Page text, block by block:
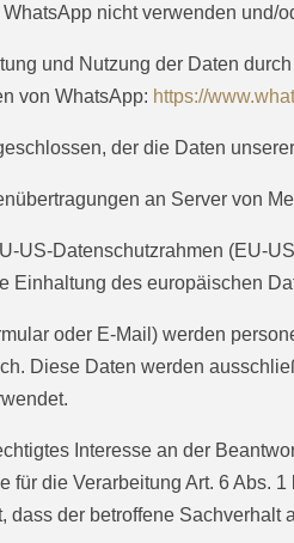
nicht verwenden
und Nutzung der Daten
von WhatsApp: https://
der die Daten
an Server von
US-Datenschutzrahmen (EU-
des europäischen
oder E-Mail) werden
Diese Daten werden
Interesse an der
die Verarbeitung Art. 6
der betroffene